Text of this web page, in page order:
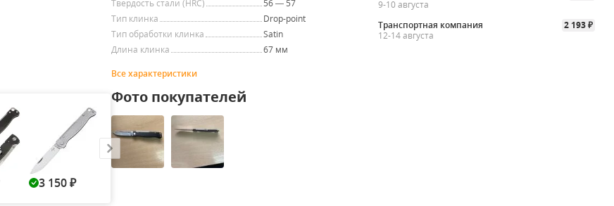
3 150 ₽
Твердость стали (HRC)
56 — 57
Тип клинка
Drop-point
Тип обработки клинка
Satin
Длина клинка
67 мм
Все характеристики
Фото покупателей
9-10 августа
Транспортная компания
2 193 ₽
12-14 августа